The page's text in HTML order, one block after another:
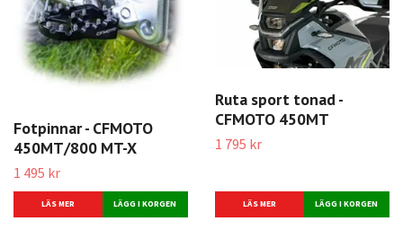
Fotpinnar - CFMOTO
450MT/800 MT-X
1 495 kr
LÄS MER
Ruta sport tonad -
CFMOTO 450MT
1 795 kr
LÄS MER